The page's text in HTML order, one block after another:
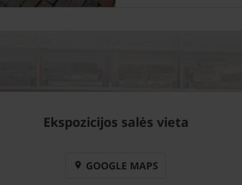
Ekspozicijos salės vieta
GOOGLE MAPS